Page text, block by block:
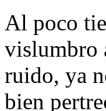
Al poco
vislumbro
ruido, ya
bien